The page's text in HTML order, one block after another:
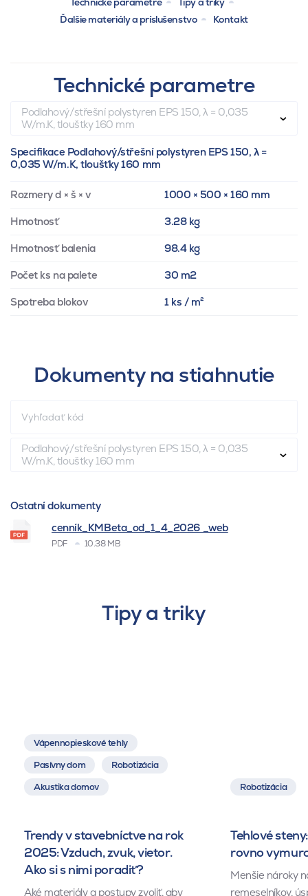
Ďalšie materiály a príslušenstvo
Kontakt
Technické parametre
Podlahový/střešní polystyren EPS 150, λ = 0,035
W/m.K, tloušťky 160 mm
Specifikace Podlahový/střešní polystyren EPS 150, λ =
0,035 W/m.K, tloušťky 160 mm
Rozmery d × š × v 1000 × 500 × 160 mm
Hmotnosť 3.28 kg
Hmotnosť balenia 98.4 kg
Počet ks na palete 30 m2
Spotreba blokov 1 ks / m²
Dokumenty na stiahnutie
Podlahový/střešní polystyren EPS 150, λ = 0,035
W/m.K, tloušťky 160 mm
Ostatní dokumenty
cenník_KMBeta_od_1_4_2026 _web
PDF 10.38 MB
Tipy a triky
Vápennopieskové tehly
Pasívny dom
Robotizácia
Akustika domov
Trendy v stavebníctve na rok
2025: Vzduch, zvuk, vietor.
Ako si s nimi poradiť?
Aké materiály a postupy zvoliť, aby
Robotizácia
Tehlové
rovno
Menšie nároky
remeselníkov,